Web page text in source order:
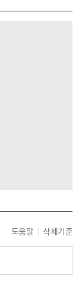
도움말 삭제기준